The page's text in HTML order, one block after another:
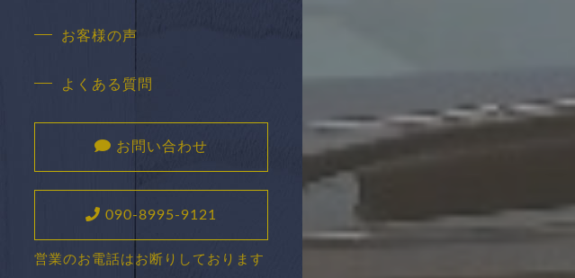
お客様の声
よくある質問
お問い合わせ
090-8995-9121
営業のお電話はお断りしております